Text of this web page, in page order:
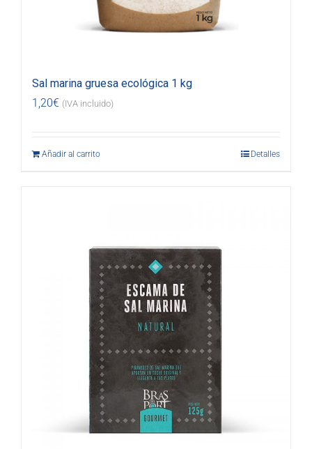
Sal marina gruesa ecológica 1 kg
1,20€ (IVA incluido)
Añadir al carrito Detalles